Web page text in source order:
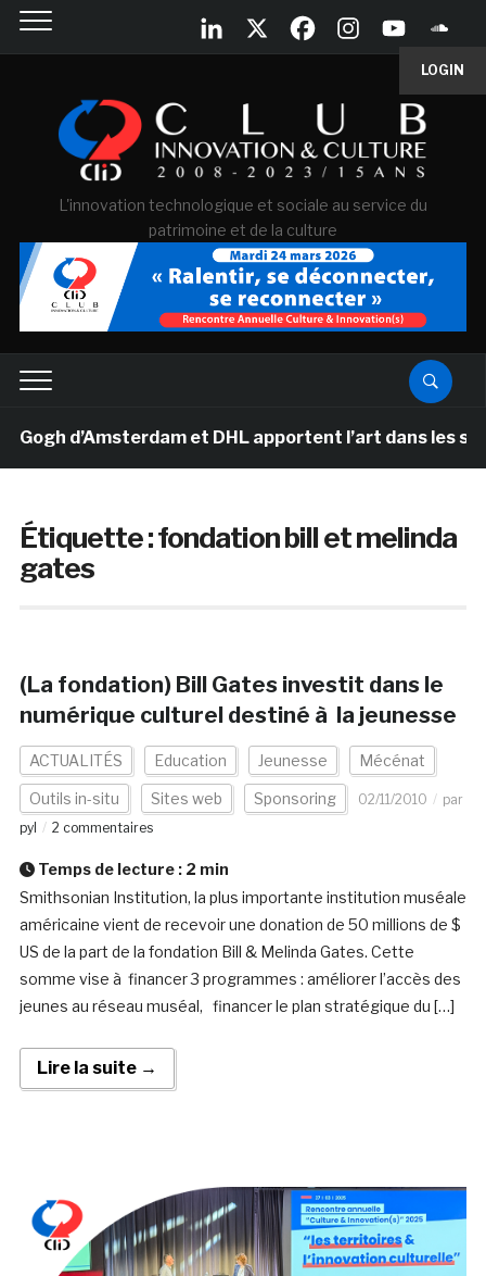
LOGIN
L'innovation technologique et sociale au service du
patrimoine et de la culture
d’Amsterdam et DHL apportent l’art dans les
Étiquette :fondation bill et melinda
gates
(La fondation) Bill Gates investit dans le
numérique culturel destiné à la jeunesse
ACTUALITÉS Education Jeunesse Mécénat
Outils in-situ Sites web Sponsoring 02/11/2010
par
pyl
2 commentaires
Temps de lecture : 2 min
Smithsonian Institution, la plus importante institution muséale
américaine vient de recevoir une donation de 50 millions de $
US de la part de la fondation Bill & Melinda Gates. Cette
somme vise à financer 3 programmes : améliorer l’accès des
jeunes au réseau muséal, financer le plan stratégique du […]
Lire la suite →